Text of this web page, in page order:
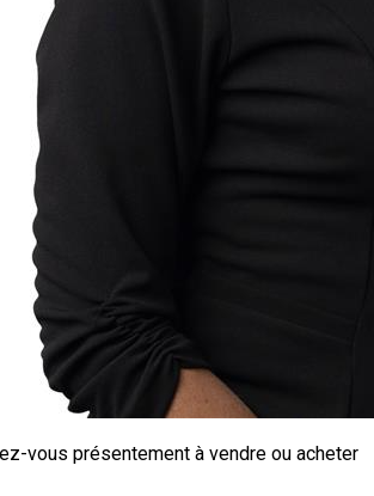
vous présentement à vendre ou acheter